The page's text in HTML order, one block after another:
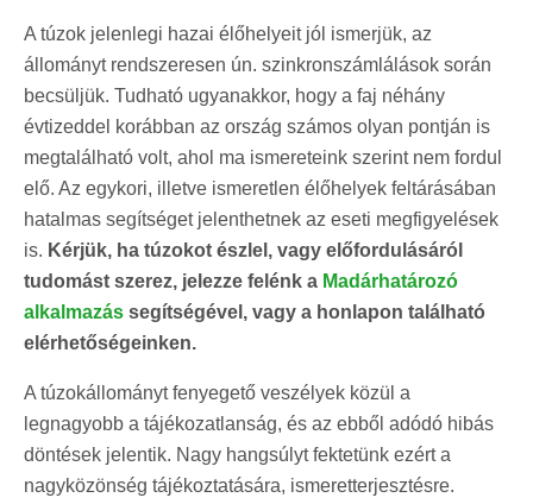
A túzok jelenlegi hazai élőhelyeit jól ismerjük, az
állományt rendszeresen ún. szinkronszámlálások során
becsüljük. Tudható ugyanakkor, hogy a faj néhány
évtizeddel korábban az ország számos olyan pontján is
megtalálható volt, ahol ma ismereteink szerint nem fordul
elő. Az egykori, illetve ismeretlen élőhelyek feltárásában
hatalmas segítséget jelenthetnek az eseti megfigyelések
is. Kérjük, ha túzokot észlel, vagy előfordulásáról
tudomást szerez, jelezze felénk a Madárhatározó
alkalmazás segítségével, vagy a honlapon található
elérhetőségeinken.
A túzokállományt fenyegető veszélyek közül a
legnagyobb a tájékozatlanság, és az ebből adódó hibás
döntések jelentik. Nagy hangsúlyt fektetünk ezért a
nagyközönség tájékoztatására, ismeretterjesztésre.